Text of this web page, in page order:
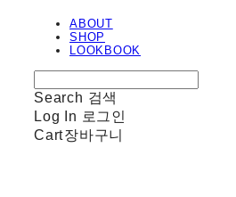
ABOUT
SHOP
LOOKBOOK
Search 검색
Log In 로그인
Cart장바구니